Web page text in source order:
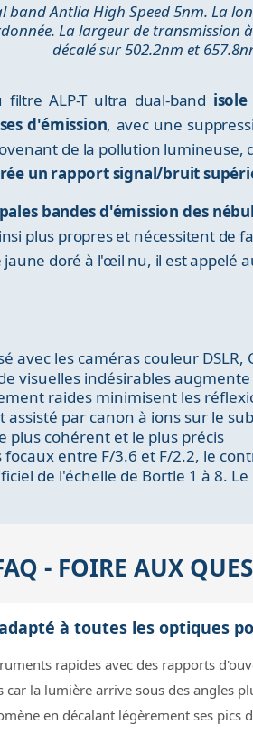
Antlia High Speed 5nm. La
La largeur de transmission
décalé sur 502.2nm et
ALP-T ultra dual-band
d'émission, avec une
de la pollution lumineuse,
un rapport signal/bruit
bandes d'émission des
plus propres et nécessitent
doré à l'œil nu, il est appelé
les caméras couleur DSLR,
visuelles indésirables
raides minimisent les
par canon à ions sur le
plus cohérent et le plus précis
entre F/3.6 et F/2.2, le
de l'échelle de Bortle 1 à 8.
- FOIRE AUX
à toutes les optiques
rapides avec des rapports
la lumière arrive sous des angles
en décalant légèrement ses